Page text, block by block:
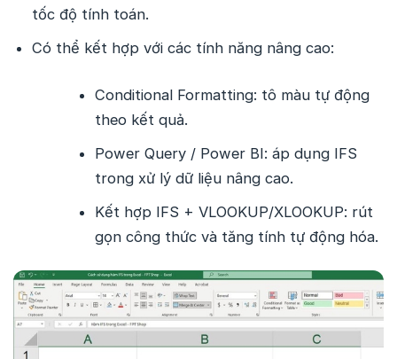
tốc độ tính toán.
Có thể kết hợp với các tính năng nâng cao:
Conditional Formatting: tô màu tự động
theo kết quả.
Power Query / Power BI: áp dụng IFS
trong xử lý dữ liệu nâng cao.
Kết hợp IFS + VLOOKUP/XLOOKUP: rút
gọn công thức và tăng tính tự động hóa.